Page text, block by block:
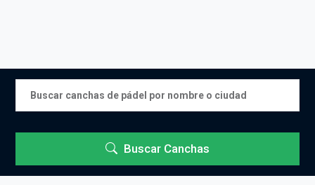
Buscar Canchas